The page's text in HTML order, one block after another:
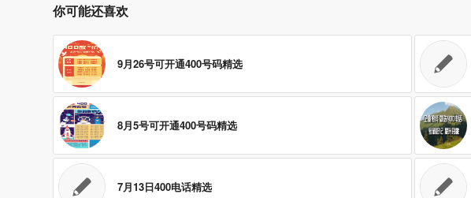
你可能还喜欢
9月26号可开通400号码精选
8月5号可开通400号码精选
7月13日400电话精选